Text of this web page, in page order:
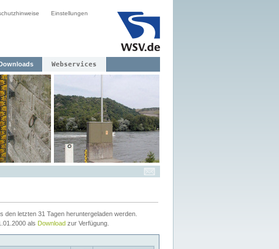
Einstellungen
Webservices
letzten 31 Tagen heruntergeladen werden.
als Download zur Verfügung.